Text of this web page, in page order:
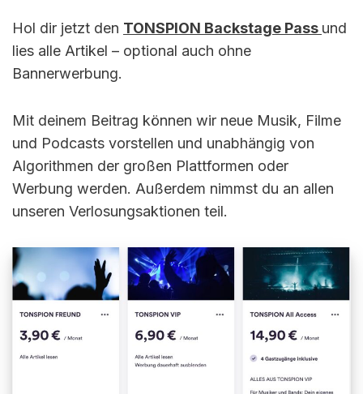
Hol dir jetzt den TONSPION Backstage Pass und
lies alle Artikel – optional auch ohne
Bannerwerbung.
Mit deinem Beitrag können wir neue Musik, Filme
und Podcasts vorstellen und unabhängig von
Algorithmen der großen Plattformen oder
Werbung werden. Außerdem nimmst du an allen
unseren Verlosungsaktionen teil.